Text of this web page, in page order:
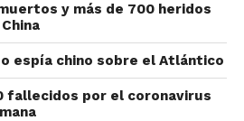
y más de 700 heridos
espía chino sobre el Atlántico
fallecidos por el coronavirus